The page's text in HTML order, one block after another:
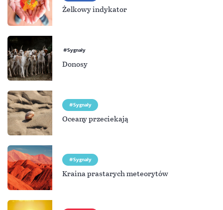
Żelkowy indykator
Sygnały
Donosy
Sygnały
Oceany przeciekają
Sygnały
Kraina prastarych meteorytów